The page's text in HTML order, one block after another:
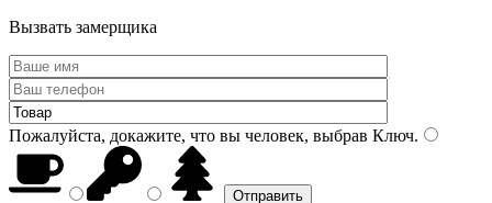
Вызвать замерщика
Пожалуйста, докажите, что вы человек, выбрав Ключ.